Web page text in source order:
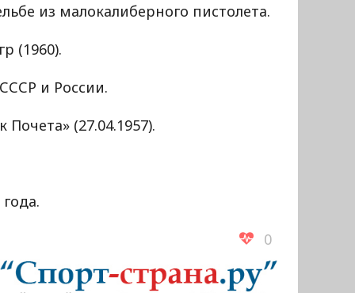
из малокалиберного пистолета.
(1960).
и России.
(27.04.1957).
0